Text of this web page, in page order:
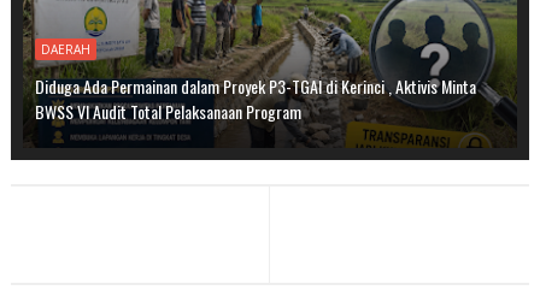
DAERAH
Diduga Ada Permainan dalam Proyek P3-TGAI di Kerinci , Aktivis Minta
BWSS VI Audit Total Pelaksanaan Program